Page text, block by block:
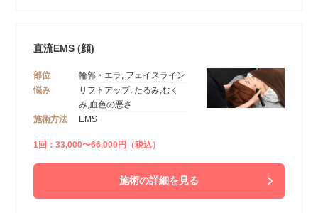
直流EMS (顔)
部位
輪郭・エラ, フェイスライン
悩み
リフトアップ, たるみ,むく
み,血色の悪さ
施術方法
EMS
1回：33,000〜66,000円（税込）
施術の詳細を見る